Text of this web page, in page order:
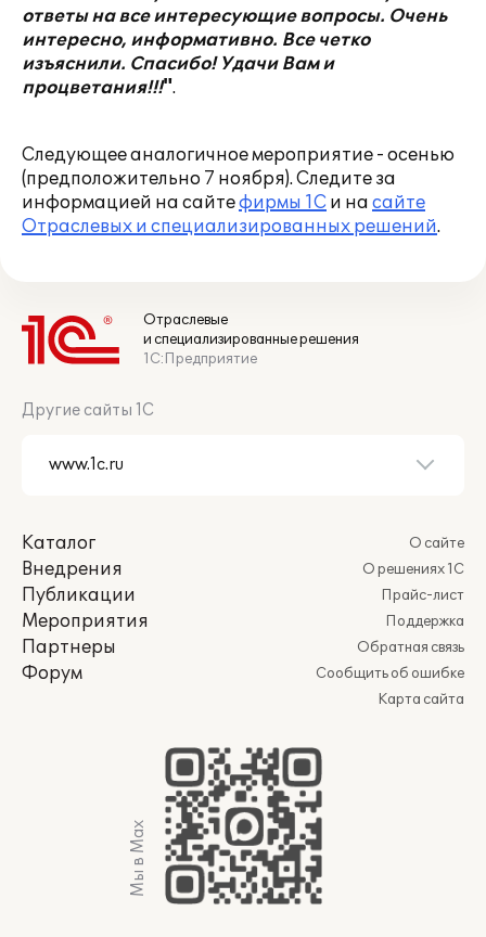
ответы на все интересующие вопросы. Очень
интересно, информативно. Все четко
изъяснили. Спасибо! Удачи Вам и
процветания!!!".
Следующее аналогичное мероприятие - осенью
(предположительно 7 ноября). Следите за
информацией на сайтефирмы 1С и на сайте
Отраслевых и специализированных решений.
Отраслевые
и специализированные решения
1С:Предприятие
Другие сайты 1С
Каталог
Внедрения
Публикации
Мероприятия
Партнеры
Форум
О сайте
О решениях 1С
Прайс-лист
Поддержка
Обратная связь
Сообщить об ошибке
Карта сайта
Мы в Max